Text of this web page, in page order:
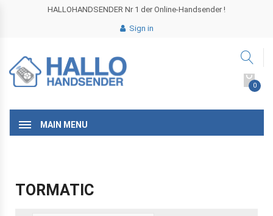
HALLOHANDSENDER Nr 1 der Online-Handsender !
Sign in
0
MAIN MENU
TORMATIC